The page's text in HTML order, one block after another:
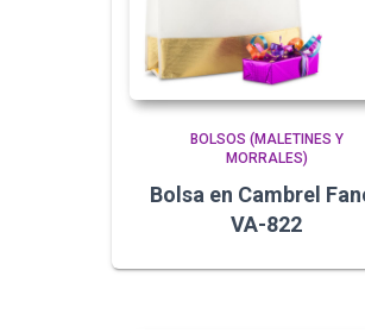
BOLSOS (MALETINES Y
MORRALES)
Bolsa en Cambrel
VA-822